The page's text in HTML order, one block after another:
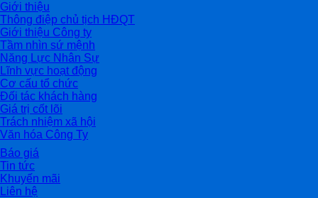
Giới thiệu
Thông điệp chủ tịch HĐQT
Giới thiệu Công ty
Tầm nhìn sứ mệnh
Năng Lực Nhân Sự
Lĩnh vực hoạt động
Cơ cấu tổ chức
Đối tác khách hàng
Giá trị cốt lõi
Trách nhiệm xã hội
Văn hóa Công Ty
Báo giá
Tin tức
Khuyến mãi
Liên hệ